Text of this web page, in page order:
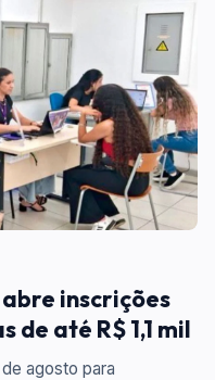
inscrições
de até R$ 1,1 mil
agosto para